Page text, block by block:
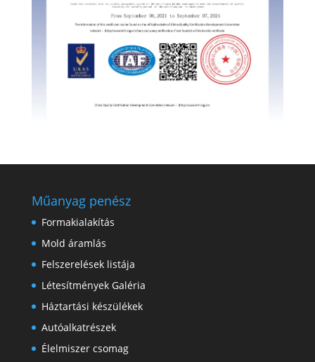
Műanyag penész
Formakialakítás
Mold áramlás
Felszerelések listája
Létesítmények Galéria
Háztartási készülékek
Autóalkatrészek
Élelmiszer csomag